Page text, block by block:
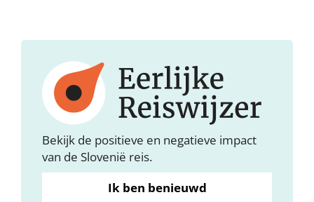
Bekijk de positieve en negatieve impact
van de Slovenië reis.
Ik ben benieuwd